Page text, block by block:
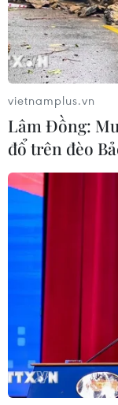
17/06/2020 09:57
Người phát ngôn
hai bên nhất trí
đảm bảo hòa
vietnamplus.vn
Lâm Đồng:
đổ trên đèo